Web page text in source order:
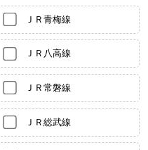
ＪＲ青梅線
ＪＲ八高線
ＪＲ常磐線
ＪＲ総武線